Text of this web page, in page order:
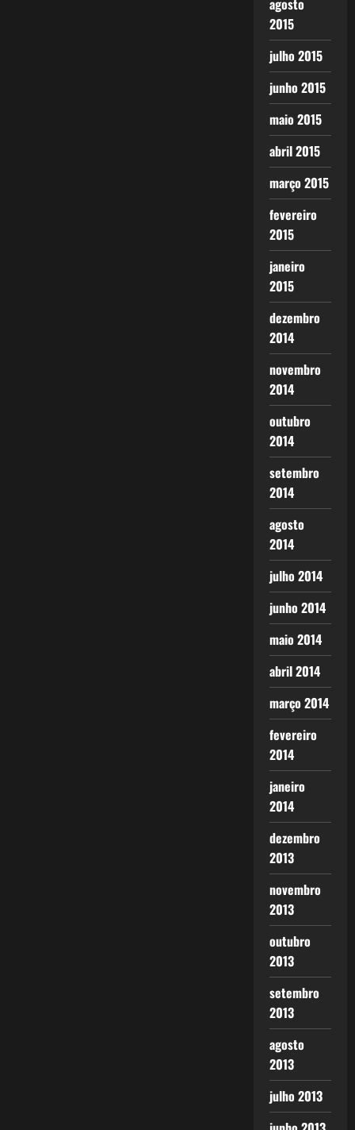
agosto
2015
julho 2015
junho 2015
maio 2015
abril 2015
março 2015
fevereiro
2015
janeiro
2015
dezembro
2014
novembro
2014
outubro
2014
setembro
2014
agosto
2014
julho 2014
junho 2014
maio 2014
abril 2014
março 2014
fevereiro
2014
janeiro
2014
dezembro
2013
novembro
2013
outubro
2013
setembro
2013
agosto
2013
julho 2013